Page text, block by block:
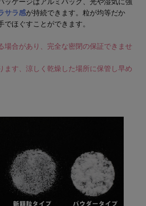
サラ感が持続できます。粒が均等だか
でほぐすことができます。
場合があり、完全な密閉の保証できませ
ます、涼しく乾燥した場所に保管し早め